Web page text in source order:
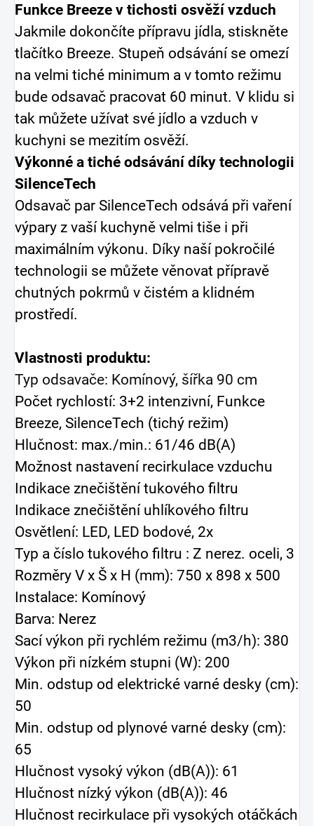
Funkce Breeze v tichosti osvěží vzduch
Jakmile dokončíte přípravu jídla, stiskněte
tlačítko Breeze. Stupeň odsávání se omezí
na velmi tiché minimum a v tomto režimu
bude odsavač pracovat 60 minut. V klidu si
tak můžete užívat své jídlo a vzduch v
kuchyni se mezitím osvěží.
Výkonné a tiché odsávání díky technologii
SilenceTech
Odsavač par SilenceTech odsává při vaření
výpary z vaší kuchyně velmi tiše i při
maximálním výkonu. Díky naší pokročilé
technologii se můžete věnovat přípravě
chutných pokrmů v čistém a klidném
prostředí.
Vlastnosti produktu:
Typ odsavače: Komínový, šířka 90 cm
Počet rychlostí: 3+2 intenzivní, Funkce
Breeze, SilenceTech (tichý režim)
Hlučnost: max./min.: 61/46 dB(A)
Možnost nastavení recirkulace vzduchu
Indikace znečištění tukového filtru
Indikace znečištění uhlíkového filtru
Osvětlení: LED, LED bodové, 2x
Typ a číslo tukového filtru : Z nerez. oceli, 3
Rozměry V x Š x H (mm): 750 x 898 x 500
Instalace: Komínový
Barva: Nerez
Sací výkon při rychlém režimu (m3/h): 380
Výkon při nízkém stupni (W): 200
Min. odstup od elektrické varné desky (cm):
50
Min. odstup od plynové varné desky (cm):
65
Hlučnost vysoký výkon (dB(A)): 61
Hlučnost nízký výkon (dB(A)): 46
Hlučnost recirkulace při vysokých otáčkách